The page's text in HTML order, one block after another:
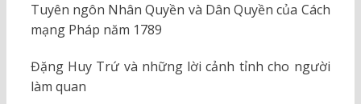
Tuyên ngôn Nhân Quyền và Dân Quyền của Cách
mạng Pháp năm 1789
Đặng Huy Trứ và những lời cảnh tỉnh cho người
làm quan